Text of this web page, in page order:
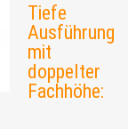
Tiefe
Ausführung
mit
doppelter
Fachhöhe: